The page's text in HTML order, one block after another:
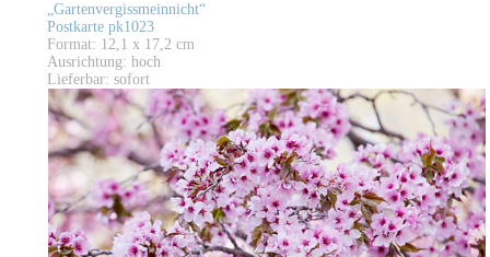
„Gartenvergissmeinnicht“
Postkarte pk1023
Format: 12,1 x 17,2 cm
Ausrichtung: hoch
Lieferbar: sofort